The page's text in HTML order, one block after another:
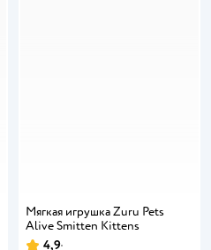
Мягкая игрушка Zuru Pets
Alive Smitten Kittens
4,9